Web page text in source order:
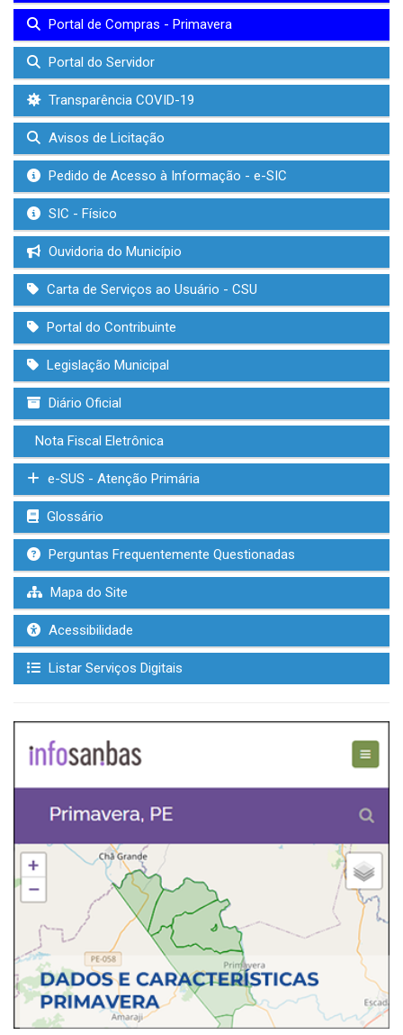
Portal de Compras - Primavera
Portal do Servidor
Transparência COVID-19
Avisos de Licitação
Pedido de Acesso à Informação - e-SIC
SIC - Físico
Ouvidoria do Município
Carta de Serviços ao Usuário - CSU
Portal do Contribuinte
Legislação Municipal
Diário Oficial
Nota Fiscal Eletrônica
e-SUS - Atenção Primária
Glossário
Perguntas Frequentemente Questionadas
Mapa do Site
Acessibilidade
Listar Serviços Digitais